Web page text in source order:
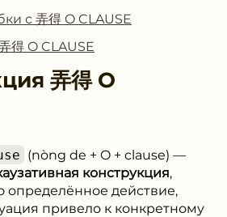
с 弄得 O CLAUSE
得 O CLAUSE
弄得 O
(nòng de + O + clause) —
конструкция,
действие,
привело к конкретному